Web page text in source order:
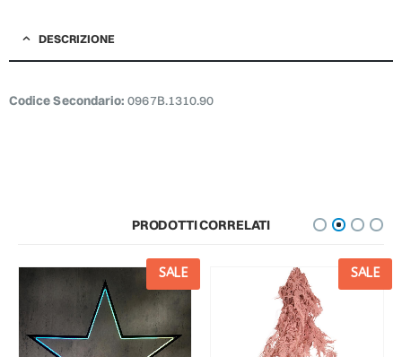
DESCRIZIONE
Codice Secondario: 0967B.1310.90
PRODOTTI CORRELATI
SALE SALE